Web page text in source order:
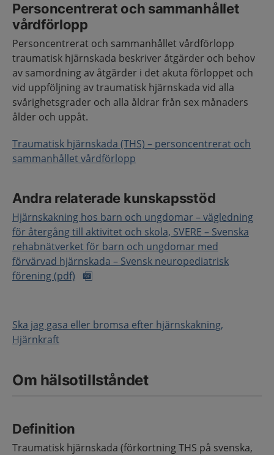
Personcentrerat och sammanhållet
vårdförlopp
Personcentrerat och sammanhållet vårdförlopp
traumatisk hjärnskada beskriver åtgärder och behov
av samordning av åtgärder i det akuta förloppet och
vid uppföljning av traumatisk hjärnskada vid alla
svårighetsgrader och alla åldrar från sex månaders
ålder och uppåt.
Traumatisk hjärnskada (THS) – personcentrerat och
sammanhållet vårdförlopp
Andra relaterade kunskapsstöd
Hjärnskakning hos barn och ungdomar – vägledning
för återgång till aktivitet och skola, SVERE – Svenska
rehabnätverket för barn och ungdomar med
förvärvad hjärnskada – Svensk neuropediatrisk
förening (pdf)
Ska jag gasa eller bromsa efter hjärnskakning,
Hjärnkraft
Om hälsotillståndet
Definition
Traumatisk hjärnskada (förkortning THS på svenska,